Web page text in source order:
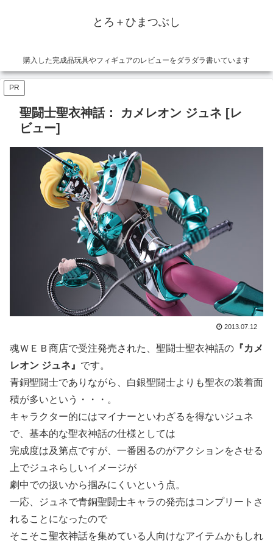
とろ＋ひまつぶし
購入した完成品玩具やフィギュアのレビューをダラダラ書いています
PR
聖闘士聖衣神話： カメレオン ジュネ [レ
ビュー]
2013.07.12
魂ＷＥＢ商店で受注発売された、聖闘士聖衣神話の 『カメ
レオン ジュネ』 です。
青銅聖闘士でありながら、白銀聖闘士よりも聖衣の装着面
積が多いという・・・。
キャラクター的にはマイナーといわざるを得ないジュネ
で、基本的な聖衣神話の仕様としては
完成度は及第点ですが、一番困るのがアクションをさせる
上でジュネらしいイメージが
劇中での扱いから掴みにくいという点。
一応、ジュネで青銅聖闘士キャラの発売はコンプリートさ
れることになったので
そこそこ聖衣神話を集めている人向けなアイテムかもしれ